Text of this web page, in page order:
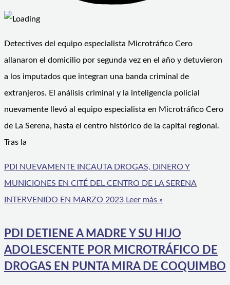
Detectives del equipo especialista Microtráfico Cero
allanaron el domicilio por segunda vez en el año y detuvieron
a los imputados que integran una banda criminal de
extranjeros. El análisis criminal y la inteligencia policial
nuevamente llevó al equipo especialista en Microtráfico Cero
de La Serena, hasta el centro histórico de la capital regional.
Tras la
PDI NUEVAMENTE INCAUTA DROGAS, DINERO Y
MUNICIONES EN CITÉ DEL CENTRO DE LA SERENA
INTERVENIDO EN MARZO 2023 Leer más »
PDI DETIENE A MADRE Y SU HIJO
ADOLESCENTE POR MICROTRÁFICO DE
DROGAS EN PUNTA MIRA DE COQUIMBO